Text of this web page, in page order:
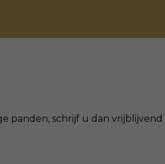
panden, schrijf u dan